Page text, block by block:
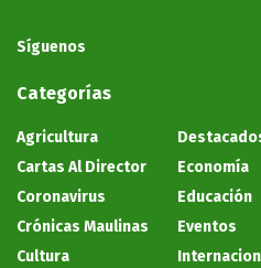
Síguenos
Categorías
Agricultura
Cartas Al Director
Coronavirus
Crónicas Maulinas
Cultura
Economía
Educación
Eventos